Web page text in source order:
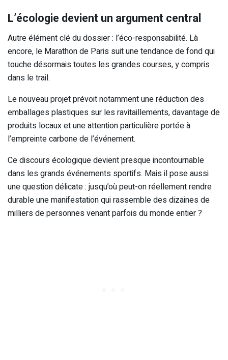
L’écologie devient un argument central
Autre élément clé du dossier : l’éco-responsabilité. Là
encore, le Marathon de Paris suit une tendance de fond qui
touche désormais toutes les grandes courses, y compris
dans le trail.
Le nouveau projet prévoit notamment une réduction des
emballages plastiques sur les ravitaillements, davantage de
produits locaux et une attention particulière portée à
l’empreinte carbone de l’événement.
Ce discours écologique devient presque incontournable
dans les grands événements sportifs. Mais il pose aussi
une question délicate : jusqu’où peut-on réellement rendre
durable une manifestation qui rassemble des dizaines de
milliers de personnes venant parfois du monde entier ?